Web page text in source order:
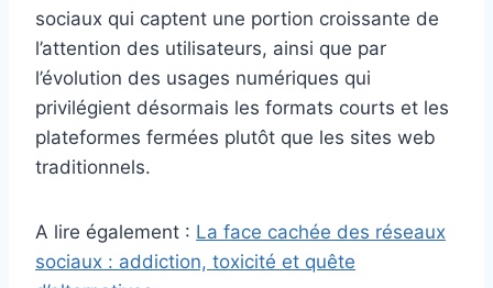
sociaux qui captent une portion croissante de
l’attention des utilisateurs, ainsi que par
l’évolution des usages numériques qui
privilégient désormais les formats courts et les
plateformes fermées plutôt que les sites web
traditionnels.
A lire également : La face cachée des réseaux
sociaux : addiction, toxicité et quête